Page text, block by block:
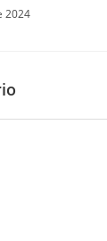
2024